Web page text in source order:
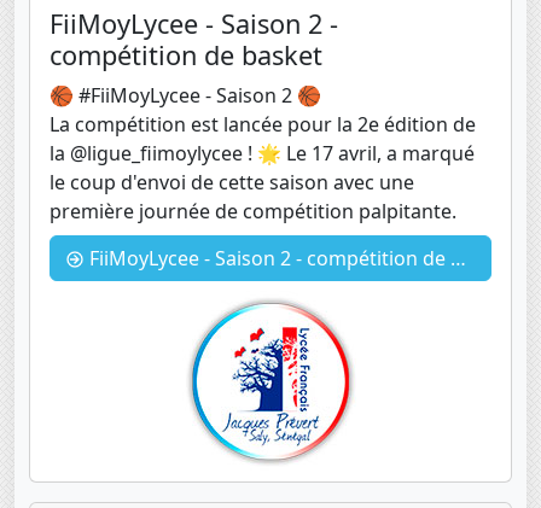
FiiMoyLycee - Saison 2 -
compétition de basket
🏀 #FiiMoyLycee - Saison 2 🏀
La compétition est lancée pour la 2e édition de
la @ligue_fiimoylycee ! 🌟 Le 17 avril, a marqué
le coup d'envoi de cette saison avec une
première journée de compétition palpitante.
FiiMoyLycee - Saison 2 - compétition de basket